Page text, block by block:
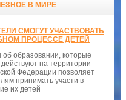
В МИРЕ
СМОГУТ УЧАСТВОВАТЬ
ПРОЦЕССЕ ДЕТЕЙ
об образовании, которые
действуют на территории
Федерации позволяет
принимать участи в
их детей